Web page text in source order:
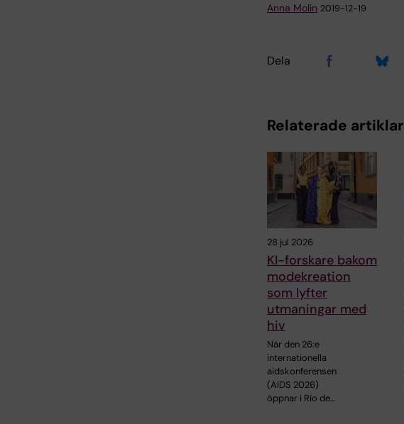
Anna Molin 2019-12-19
Dela
Relaterade artiklar
28 jul 2026
KI-forskare bakom
modekreation
som lyfter
utmaningar med
hiv
När den 26:e
internationella
aidskonferensen
(AIDS 2026)
öppnar i Rio de…